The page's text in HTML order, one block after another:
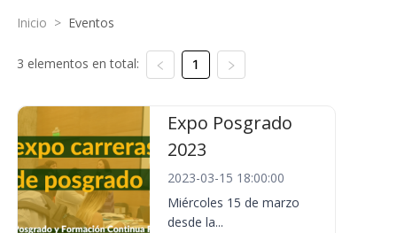
Inicio > Eventos
3 elementos en total: 1
Expo Posgrado
2023
2023-03-15 18:00:00
Miércoles 15 de marzo
desde la...